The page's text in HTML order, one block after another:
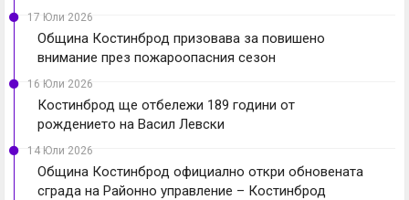
17 Юли 2026
Община Костинброд призовава за повишено
внимание през пожароопасния сезон
16 Юли 2026
Костинброд ще отбележи 189 години от
рождението на Васил Левски
14 Юли 2026
Община Костинброд официално откри обновената
сграда на Районно управление – Костинброд